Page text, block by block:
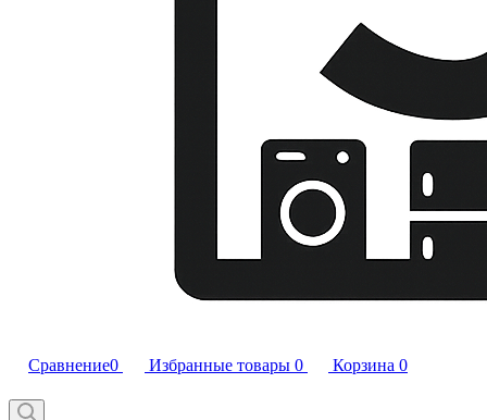
Сравнение0 Избранные товары 0 Корзина 0